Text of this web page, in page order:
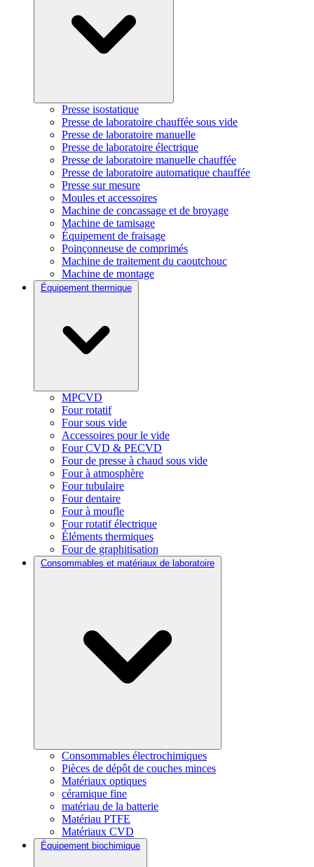
Presse isostatique
Presse de laboratoire chauffée sous vide
Presse de laboratoire manuelle
Presse de laboratoire électrique
Presse de laboratoire manuelle chauffée
Presse de laboratoire automatique chauffée
Presse sur mesure
Moules et accessoires
Machine de concassage et de broyage
Machine de tamisage
Équipement de fraisage
Poinçonneuse de comprimés
Machine de traitement du caoutchouc
Machine de montage
Équipement thermique
MPCVD
Four rotatif
Four sous vide
Accessoires pour le vide
Four CVD & PECVD
Four de presse à chaud sous vide
Four à atmosphère
Four tubulaire
Four dentaire
Four à moufle
Four rotatif électrique
Éléments thermiques
Four de graphitisation
Consommables et matériaux de laboratoire
Consommables électrochimiques
Pièces de dépôt de couches minces
Matériaux optiques
céramique fine
matériau de la batterie
Matériau PTFE
Matériaux CVD
Équipement biochimique